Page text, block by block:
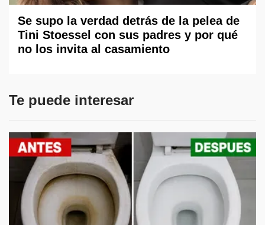
Se supo la verdad detrás de la pelea de
Tini Stoessel con sus padres y por qué
no los invita al casamiento
Te puede interesar